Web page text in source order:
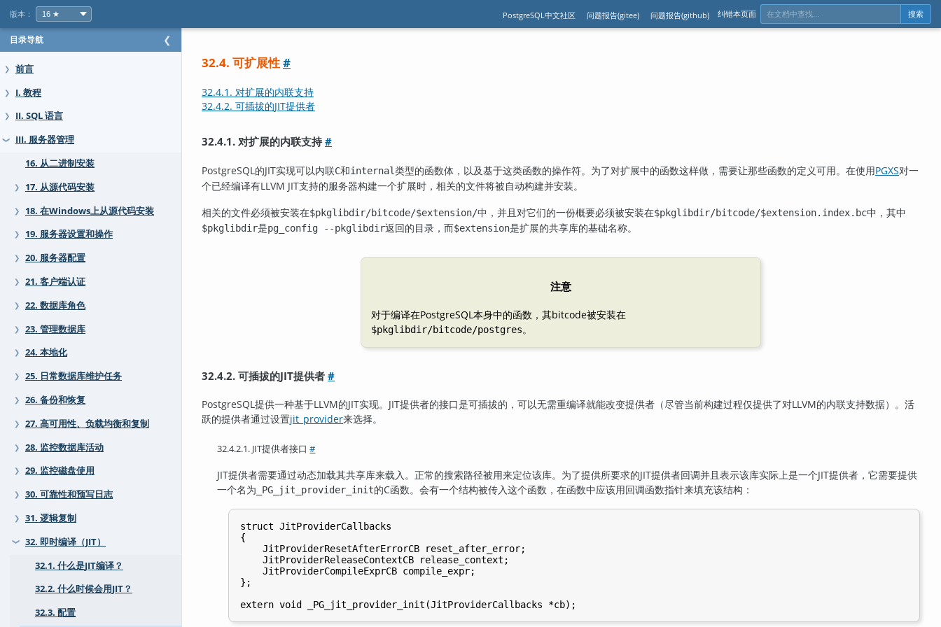
版本： PostgreSQL中文社区 问题报告(gitee) 问题报告(github) 纠错本页面 搜索
目录导航 ❮
❯ 前言
❯ I. 教程
❯ II. SQL 语言
❯
III. 服务器管理
16. 从二进制安装
❯ 17. 从源代码安装
❯ 18. 在Windows上从源代码安装
❯ 19. 服务器设置和操作
❯ 20. 服务器配置
❯ 21. 客户端认证
❯ 22. 数据库角色
❯ 23. 管理数据库
❯ 24. 本地化
❯ 25. 日常数据库维护任务
❯ 26. 备份和恢复
❯ 27. 高可用性、负载均衡和复制
❯ 28. 监控数据库活动
❯ 29. 监控磁盘使用
❯ 30. 可靠性和预写日志
❯ 31. 逻辑复制
❯
32. 即时编译（JIT）
32.1. 什么是JIT编译？
32.2. 什么时候会用JIT？
32.3. 配置
32.4. 可扩展性#
32.4.1. 对扩展的内联支持
32.4.2. 可插拔的JIT提供者
32.4.1. 对扩展的内联支持#
PostgreSQL的JIT实现可以内联C和internal类型的函数体，以及基于这类函数的操作符。为了对扩展中的函数这样做，需要让那些函数的定义可用。在使用PGXS对一
个已经编译有LLVM JIT支持的服务器构建一个扩展时，相关的文件将被自动构建并安装。
相关的文件必须被安装在$pkglibdir/bitcode/$extension/中，并且对它们的一份概要必须被安装在$pkglibdir/bitcode/$extension.index.bc中，其中
$pkglibdir是pg_config --pkglibdir返回的目录，而$extension是扩展的共享库的基础名称。
注意
对于编译在PostgreSQL本身中的函数，其bitcode被安装在
$pkglibdir/bitcode/postgres。
32.4.2. 可插拔的JIT提供者#
PostgreSQL提供一种基于LLVM的JIT实现。 JIT提供者的接口是可插拔的，可以无需重编译就能改变提供者（尽管当前构建过程仅提供了对LLVM的内联支持数据）。活
跃的提供者通过设置jit_provider来选择。
32.4.2.1. JIT提供者接口#
JIT提供者需要通过动态加载其共享库来载入。正常的搜索路径被用来定位该库。为了提供所要求的JIT提供者回调并且表示该库实际上是一个JIT提供者，它需要提供
一个名为 _PG_jit_provider_init的C函数。会有一个结构被传入这个函数，在函数中应该用回调函数指针来填充该结构：
struct JitProviderCallbacks
{
    JitProviderResetAfterErrorCB reset_after_error;
    JitProviderReleaseContextCB release_context;
    JitProviderCompileExprCB compile_expr;
};